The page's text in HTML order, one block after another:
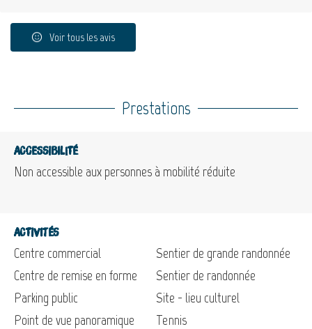
Voir tous les avis
Prestations
Accessibilité
Non accessible aux personnes à mobilité réduite
Activités
Centre commercial
Centre de remise en forme
Parking public
Point de vue panoramique
Sentier de grande randonnée
Sentier de randonnée
Site - lieu culturel
Tennis